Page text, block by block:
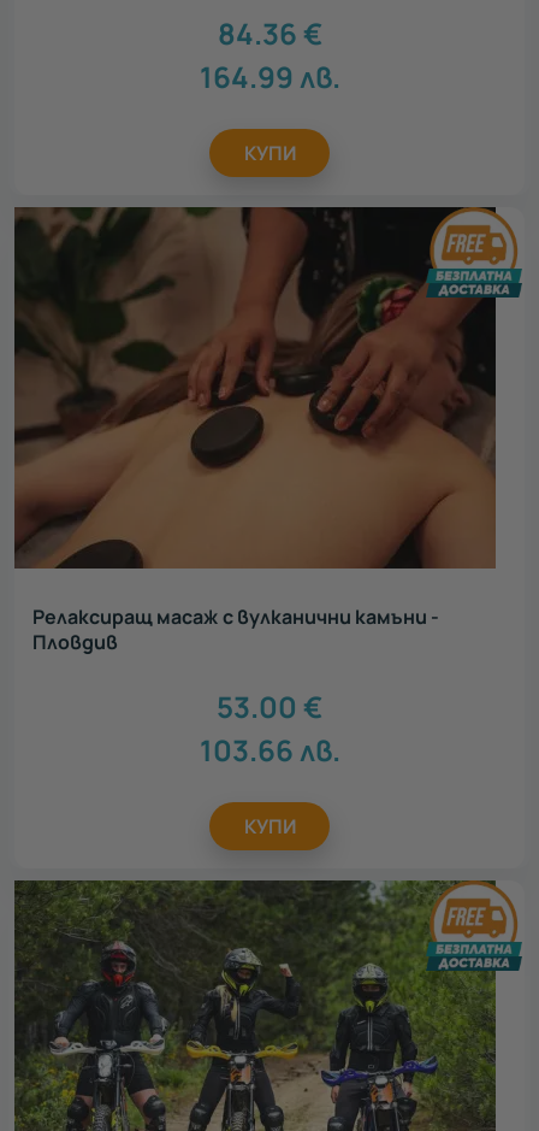
84.36€
164.99 лв.
КУПИ
Релаксиращ масаж с вулканични камъни -
Пловдив
53.00 €
103.66лв.
КУПИ